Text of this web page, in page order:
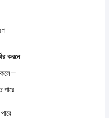
করলে
পারে